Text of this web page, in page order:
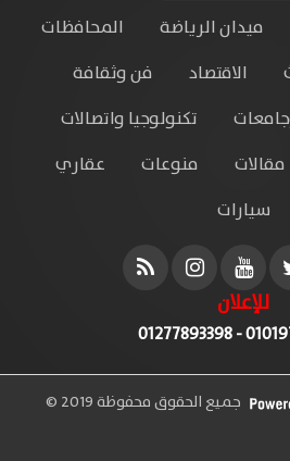
ميدان الرياضة
المحافظات
الاقتصاد
فن وثقافة
تكنولوجيا واتصالات
مقالات منوعات
عقاري
سيارات
للإعلان
جميع الحقوق محفوظة 2019 ©